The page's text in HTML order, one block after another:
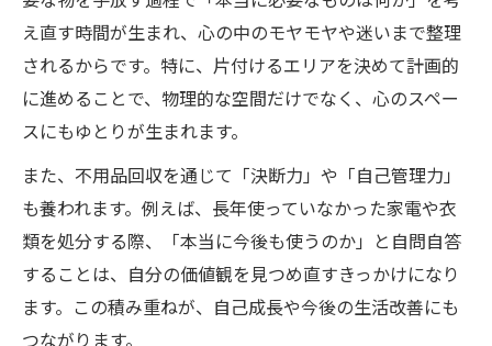
え直す時間が生まれ、心の中のモヤモヤや迷いまで整理
されるからです。特に、片付けるエリアを決めて計画的
に進めることで、物理的な空間だけでなく、心のスペー
スにもゆとりが生まれます。
また、不用品回収を通じて「決断力」や「自己管理力」
も養われます。例えば、長年使っていなかった家電や衣
類を処分する際、「本当に今後も使うのか」と自問自答
することは、自分の価値観を見つめ直すきっかけになり
ます。この積み重ねが、自己成長や今後の生活改善にも
つながります。